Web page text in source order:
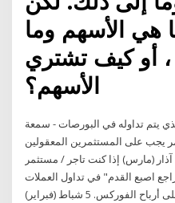
الأسهم وما
، أو كيف تشتري
الأسهم؟
يتم تداوله في البورصات - سمعة
يجب على المستثمرين المعقولين
إيداعه في نفس المجلد (الدائري) . 26 آذار (مارس) إذا كنت تاجر / مستثمر
اصبع القدم" في تداول العملات
الأجنبية، فهم كيف يتم فرض ضريبة على أرباح الفوركس. 5 شباط (فبراير)